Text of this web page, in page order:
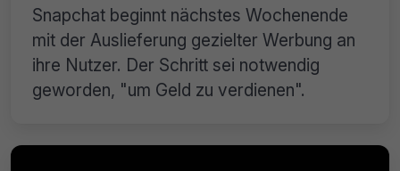
Snapchat beginnt nächstes Wochenende
mit der Auslieferung gezielter Werbung an
ihre Nutzer. Der Schritt sei notwendig
geworden, "um Geld zu verdienen".